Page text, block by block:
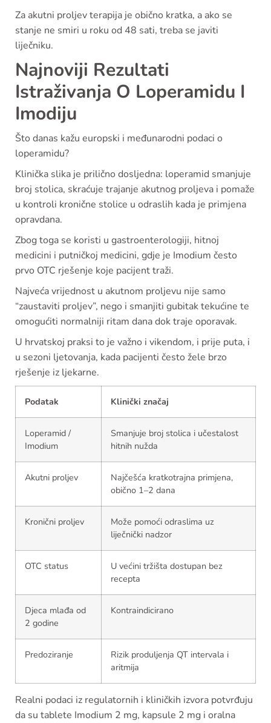
Za akutni proljev terapija je obično kratka, a ako se
stanje ne smiri u roku od 48 sati, treba se javiti
liječniku.
Najnoviji Rezultati
Istraživanja O Loperamidu I
Imodiju
Što danas kažu europski i međunarodni podaci o
loperamidu?
Klinička slika je prilično dosljedna: loperamid smanjuje
broj stolica, skraćuje trajanje akutnog proljeva i pomaže
u kontroli kronične stolice u odraslih kada je primjena
opravdana.
Zbog toga se koristi u gastroenterologiji, hitnoj
medicini i putničkoj medicini, gdje je Imodium često
prvo OTC rješenje koje pacijent traži.
Najveća vrijednost u akutnom proljevu nije samo
“zaustaviti proljev”, nego i smanjiti gubitak tekućine te
omogućiti normalniji ritam dana dok traje oporavak.
U hrvatskoj praksi to je važno i vikendom, i prije puta, i
u sezoni ljetovanja, kada pacijenti često žele brzo
rješenje iz ljekarne.
Podatak Klinički značaj
Loperamid /
Imodium
Smanjuje broj stolica i učestalost
hitnih nužda
Akutni proljev
Najčešća kratkotrajna primjena,
obično 1–2 dana
Kronični proljev
Može pomoći odraslima uz
liječnički nadzor
OTC status
U većini tržišta dostupan bez
recepta
Djeca mlađa od
2 godine
Kontraindicirano
Predoziranje
Rizik produljenja QT intervala i
aritmija
Realni podaci iz regulatornih i kliničkih izvora potvrđuju
da su tablete Imodium 2 mg, kapsule 2 mg i oralna